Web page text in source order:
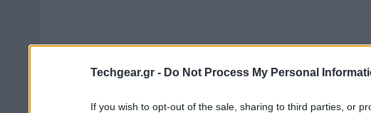
Techgear.gr - Do Not Process My Personal
If you wish to opt-out of the sale, sharing to third parties, or